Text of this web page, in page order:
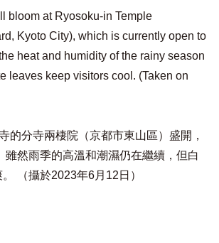
bloom at Ryosoku-in Temple
Kyoto City), which is currently open to
heat and humidity of the rainy season
leaves keep visitors cool. (Taken on
的分寺兩棲院（京都市東山區）盛開，
雖然雨季的高溫和潮濕仍在繼續，但白
（攝於2023年6月12日）